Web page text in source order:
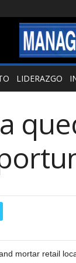
LIDERAZGO
mortar retail